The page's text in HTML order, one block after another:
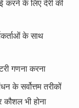
करने के लिए देरी की
के साथ
गणना करना
के सर्वोत्तम तरीकों
भी होना